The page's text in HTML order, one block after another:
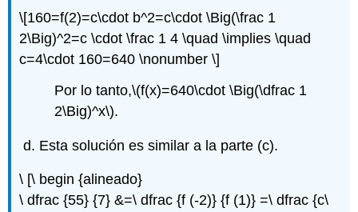
\[160=f(2)=c\cdot b^2=c\cdot \Big(\frac 1
2\Big)^2=c \cdot \frac 1 4 \quad \implies \quad
c=4\cdot 160=640 \nonumber \]
Por lo tanto,\(f(x)=640\cdot \Big(\dfrac 1
2\Big)^x\).
Esta solución es similar a la parte (c).
\ [\ begin {alineado}
\ dfrac {55} {7} &=\ dfrac {f (-2)} {f (1)} =\ dfrac {c\